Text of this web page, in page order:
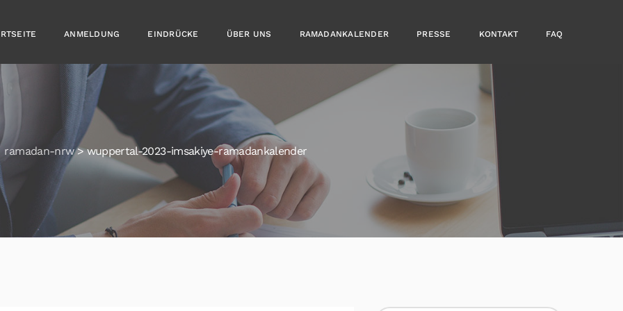
ANMELDUNG EINDRÜCKE ÜBER UNS RAMADANKALENDER PRESSE KONTAKT FAQ
ramadan-nrw>wuppertal-2023-imsakiye-ramadankalender